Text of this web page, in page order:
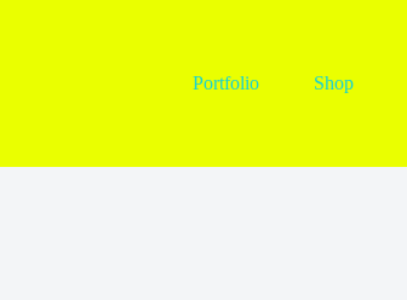
Portfolio Shop